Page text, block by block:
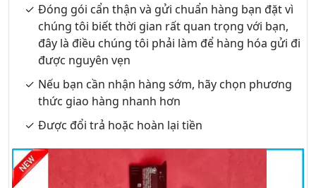
Đóng gói cẩn thận và gửi chuẩn hàng bạn đặt vì
chúng tôi biết thời gian rất quan trọng với bạn,
đây là điều chúng tôi phải làm để hàng hóa gửi đi
được nguyên vẹn
Nếu bạn cần nhận hàng sớm, hãy chọn phương
thức giao hàng nhanh hơn
Được đổi trả hoặc hoàn lại tiền